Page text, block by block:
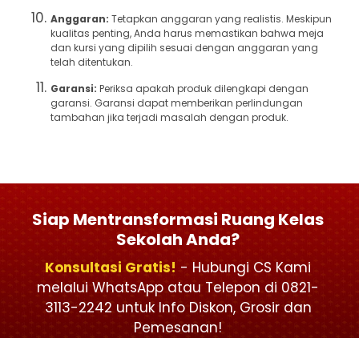
Anggaran: Tetapkan anggaran yang realistis. Meskipun
kualitas penting, Anda harus memastikan bahwa meja
dan kursi yang dipilih sesuai dengan anggaran yang
telah ditentukan.
Garansi: Periksa apakah produk dilengkapi dengan
garansi. Garansi dapat memberikan perlindungan
tambahan jika terjadi masalah dengan produk.
Siap Mentransformasi Ruang Kelas
Sekolah Anda?
Konsultasi Gratis! - Hubungi CS Kami
melalui WhatsApp atau Telepon di 0821-
3113-2242 untuk Info Diskon, Grosir dan
Pemesanan!